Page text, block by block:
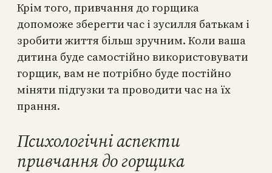
Крім того, привчання до горщика
допоможе зберегти час і зусилля батькам і
зробити життя більш зручним. Коли ваша
дитина буде самостійно використовувати
горщик, вам не потрібно буде постійно
міняти підгузки та проводити час на їх
прання.
Психологічні аспекти
привчання до горщика